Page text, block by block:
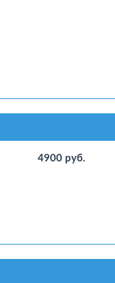
4900 руб.